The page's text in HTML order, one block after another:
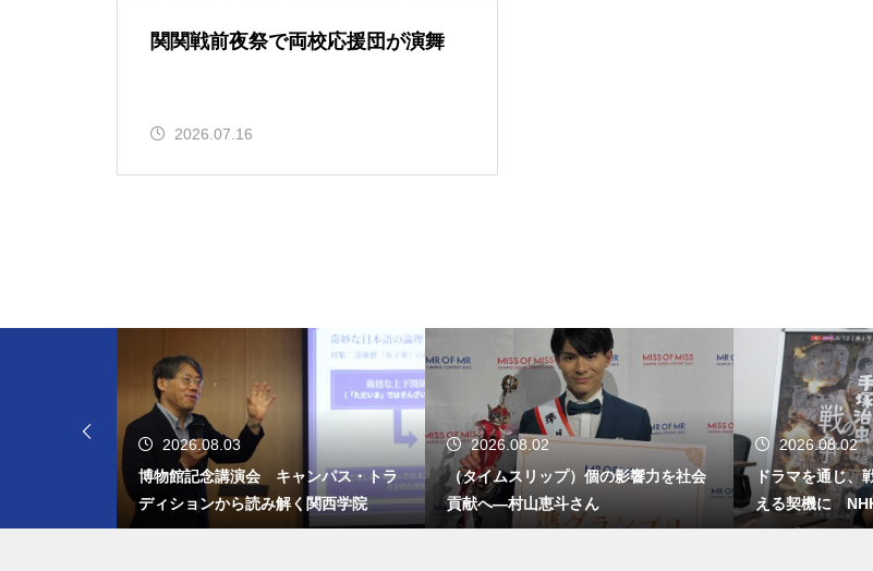
関関戦前夜祭で両校応援団が演舞
2026.07.16
2026.08.03
博物館記念講演会 キャンパス・トラ
ディションから読み解く関西学院
2026.08.02
（タイムスリップ）個の影響力を社会
貢献へ―村山恵斗さん
2026.08.02
ドラマを通じ、
える契機に